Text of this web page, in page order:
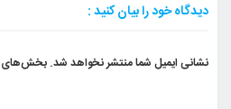
دیدگاه خود را بیان کنید :
نشانی ایمیل شما منتشر نخواهد شد. بخش‌های